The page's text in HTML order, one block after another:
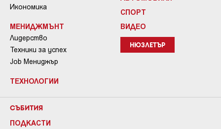
Икономика
МЕНИДЖМЪНТ
Лидерство
Техники за успех
Job Мениджър
ТЕХНОЛОГИИ
СПОРТ
ВИДЕО
НЮЗЛЕТЪР
СЪБИТИЯ
ПОДКАСТИ